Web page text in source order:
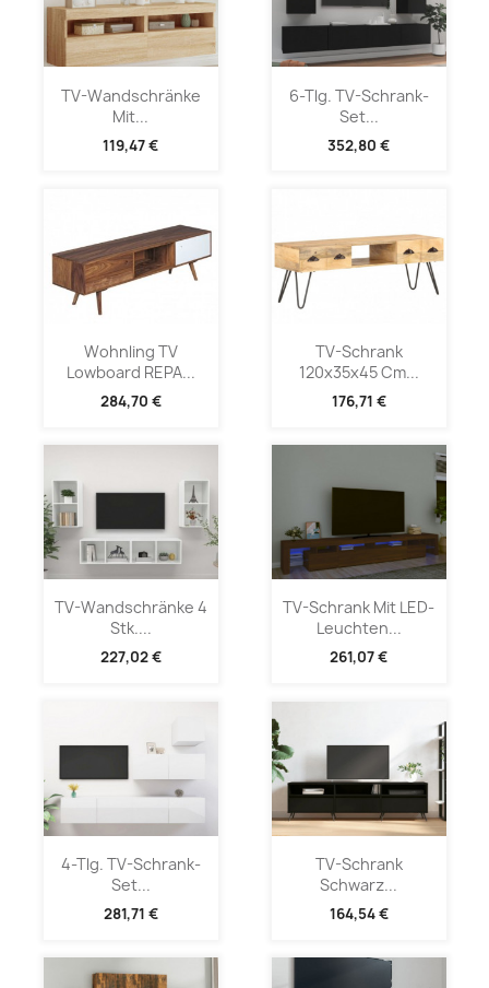
TV-Wandschränke
Mit...
119,47 €
6-Tlg. TV-Schrank-
Set...
352,80 €
Wohnling TV
Lowboard REPA...
284,70 €
TV-Schrank
120x35x45 Cm...
176,71 €
TV-Wandschränke 4
Stk....
227,02 €
TV-Schrank Mit LED-
Leuchten...
261,07 €
4-Tlg. TV-Schrank-
Set...
281,71 €
TV-Schrank
Schwarz...
164,54 €